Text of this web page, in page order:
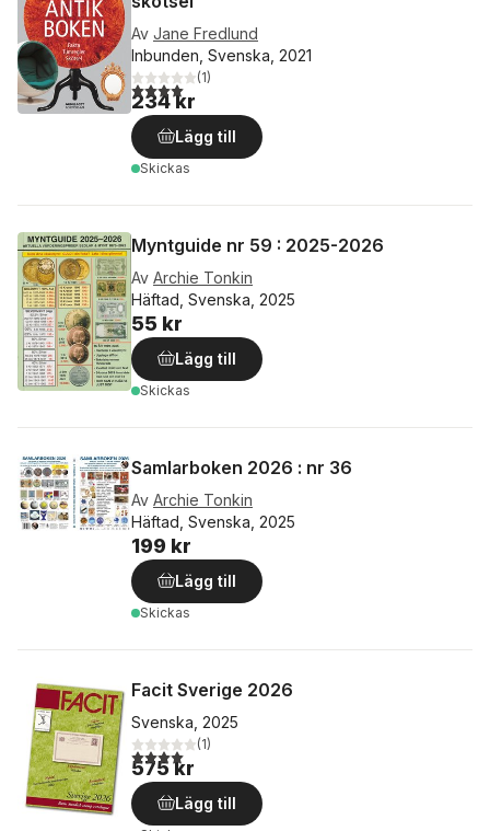
Av Jane Fredlund
Inbunden, Svenska, 2021
4,0utav 5 stjärnor. Totalt antal röster:
(1)
234 kr
Lägg till
Skickas
Myntguide nr 59 : 2025-2026
Av Archie Tonkin
Häftad, Svenska, 2025
55 kr
Lägg till
Skickas
Samlarboken 2026 : nr 36
Av Archie Tonkin
Häftad, Svenska, 2025
199 kr
Lägg till
Skickas
Facit Sverige 2026
Svenska, 2025
4,0utav 5 stjärnor. Totalt antal röster:
(1)
575 kr
Lägg till